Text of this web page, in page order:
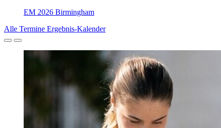
EM 2026 Birmingham
Alle Termine Ergebnis-Kalender